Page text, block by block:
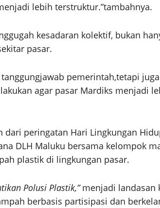
lebih terstruktur.”tambahnya.
kesadaran kolektif, bukan
pasar.
pemerintah,tetapi
agar pasar Mardiks menjadi
peringatan Hari Lingkungan
DLH Maluku bersama kelompok
plastik di lingkungan pasar.
Polusi Plastik,”menjadi landasan
berbasis partisipasi dan